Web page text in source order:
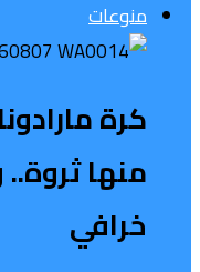
منوعات
كرة
منها
خرافي